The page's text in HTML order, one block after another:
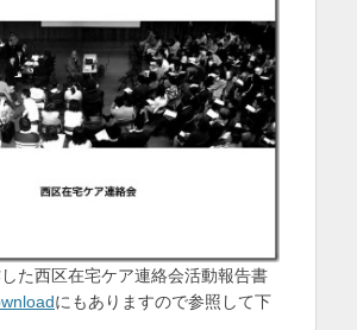
た西区在宅ケア連絡会活動報告書
にもありますので参照して下